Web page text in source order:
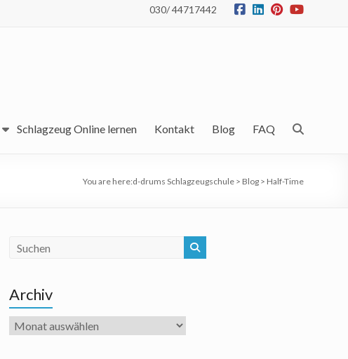
030/ 44717442
Schlagzeug Online lernen Kontakt Blog FAQ
You are here:d-drums Schlagzeugschule > Blog > Half-Time
Archiv
Archiv